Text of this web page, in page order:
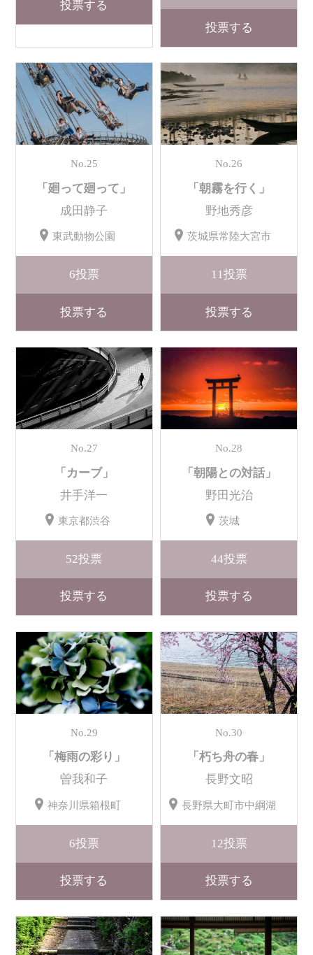
投票する
投票する
No.25
「廻って廻って」
成田静子
東武動物公園
6投票
投票する
No.26
「朝霧を行く」
野地秀彦
茨城県常陸大宮市
11投票
投票する
No.27
「カーブ」
井手洋一
東京都渋谷
52投票
投票する
No.28
「朝陽との対話」
野田光治
茨城
44投票
投票する
No.29
「梅雨の彩り」
曽我和子
神奈川県箱根町
6投票
投票する
No.30
「朽ち舟の春」
長野文昭
長野県大町市中綱湖
12投票
投票する